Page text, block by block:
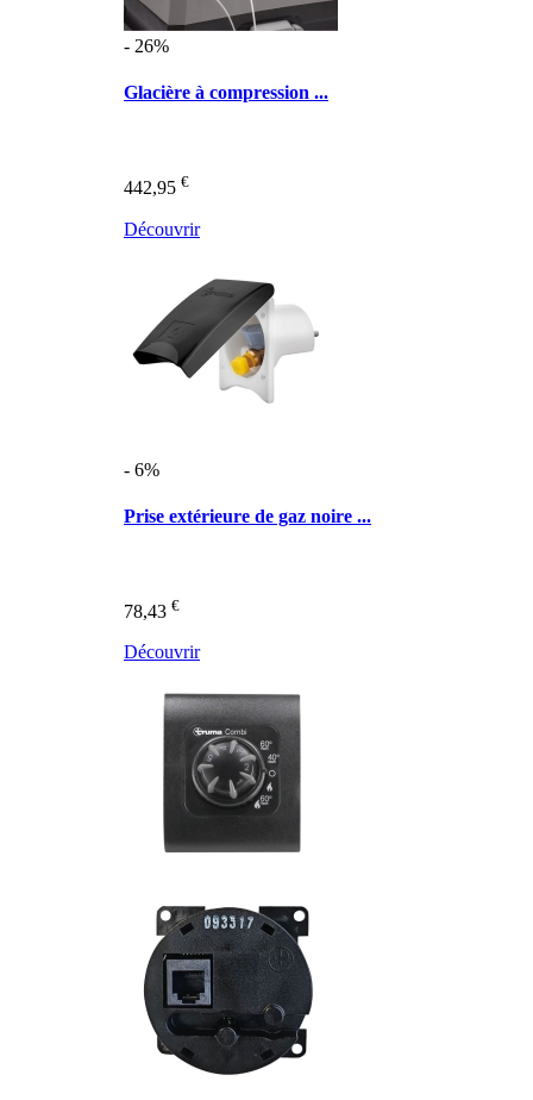
- 26%
Glacière à compression ...
442,95 €
Découvrir
- 6%
Prise extérieure de gaz noire ...
78,43 €
Découvrir